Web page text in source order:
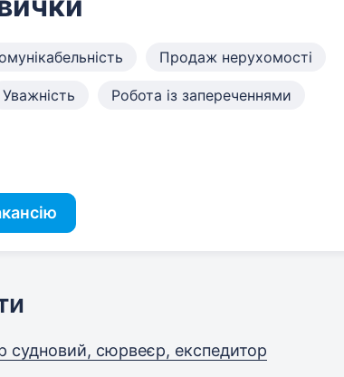
Продаж нерухомості
Уважність Робота із запереченнями
судновий, сюрвеєр, експедитор